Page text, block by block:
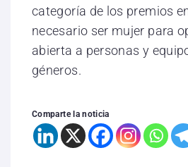
categoría de los premios
necesario ser mujer para
abierta a personas y
géneros.
Comparte la noticia